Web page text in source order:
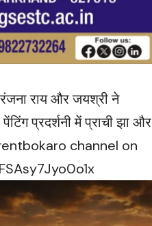
राय और जयश्री ने
प्रदर्शनी में प्राची झा और
channel on